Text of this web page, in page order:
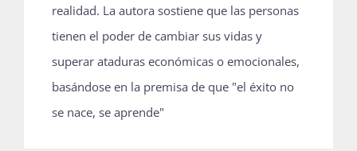
realidad. La autora sostiene que las personas
tienen el poder de cambiar sus vidas y
superar ataduras económicas o emocionales,
basándose en la premisa de que "el éxito no
se nace, se aprende"